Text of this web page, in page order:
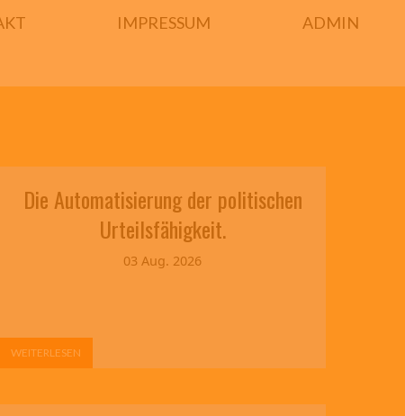
IMPRESSUM ADMIN
Die Automatisierung der politischen
Urteilsfähigkeit.
03 Aug. 2026
WEITERLESEN